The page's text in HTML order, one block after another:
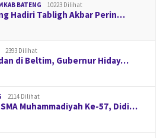
BATENG 10223 Dilihat
Hadiri Tabligh Akbar Perin…
2393 Dilihat
di Beltim, Gubernur Hiday…
2114 Dilihat
Muhammadiyah Ke-57, Didi…